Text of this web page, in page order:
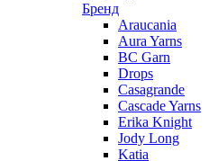
Бренд
Araucania
Aura Yarns
BC Garn
Drops
Casagrande
Cascade Yarns
Erika Knight
Jody Long
Katia